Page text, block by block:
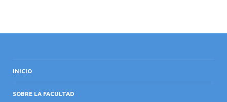
INICIO
SOBRE LA FACULTAD